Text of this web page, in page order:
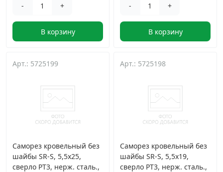
Шурупы и саморезы ›
Грузовой крепеж
Комплекты и наборы крепежа
Кронштейны и крюки хозяйственные
Метрический крепеж
- +
В корзину
- +
В корзину
Арт.: 5725199
Саморез кровельный без
шайбы SR-S, 5,5х25,
сверло PT3, нерж. сталь.,
Арт.: 5725198
Саморез кровельный без
шайбы SR-S, 5,5х19,
сверло PT3, нерж. сталь.,